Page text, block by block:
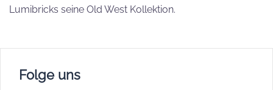
Lumibricks seine Old West Kollektion.
Folge uns